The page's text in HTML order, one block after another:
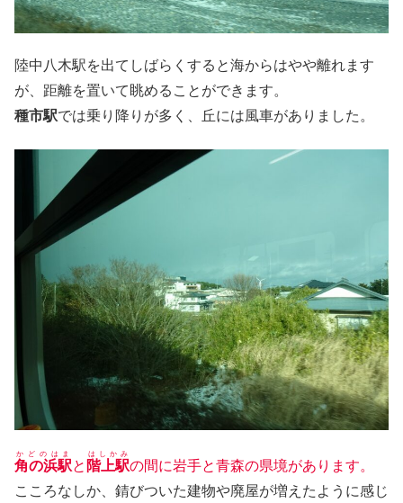
陸中八木駅を出てしばらくすると海からはやや離れます
が、距離を置いて眺めることができます。
種市駅では乗り降りが多く、丘には風車がありました。
角の浜駅
かどのはま
と 階上駅
はしかみ
の間に岩手と青森の県境があります。
こころなしか、錆びついた建物や廃屋が増えたように感じ